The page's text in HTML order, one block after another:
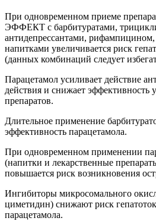
При одновременном приеме
ЭФФЕКТ с барбитуратами,
антидепрессантами,
напитками увеличивается риск
(данных комбинаций следует
Парацетамол усиливает действие
действия и снижает эффективность
препаратов.
Длительное применение
эффективность парацетамола.
При одновременном применении
(напитки и лекарственные
повышается риск возникновения
Ингибиторы микросомального
циметидин) снижают риск
парацетамола.